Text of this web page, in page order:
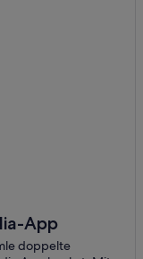
App
doppelte